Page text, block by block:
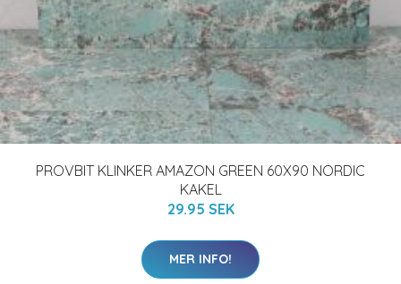
PROVBIT KLINKER AMAZON GREEN 60X90 NORDIC
KAKEL
29.95 SEK
MER INFO!